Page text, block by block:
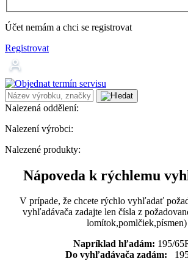
Účet nemám a chci se registrovat
Registrovat
Nalezená oddělení:
Nalezení výrobci:
Nalezené produkty:
Nápoveda k rýchlemu
V prípade, že chcete rýchlo vyhľadať
vyhľadávača zadajte len čísla z
lomítok,pomlčiek,písmen)
Napríklad hľadám: 195/
Do vyhľadávača zadám: